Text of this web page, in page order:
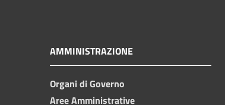
AMMINISTRAZIONE
Organi di Governo
Aree Amministrative